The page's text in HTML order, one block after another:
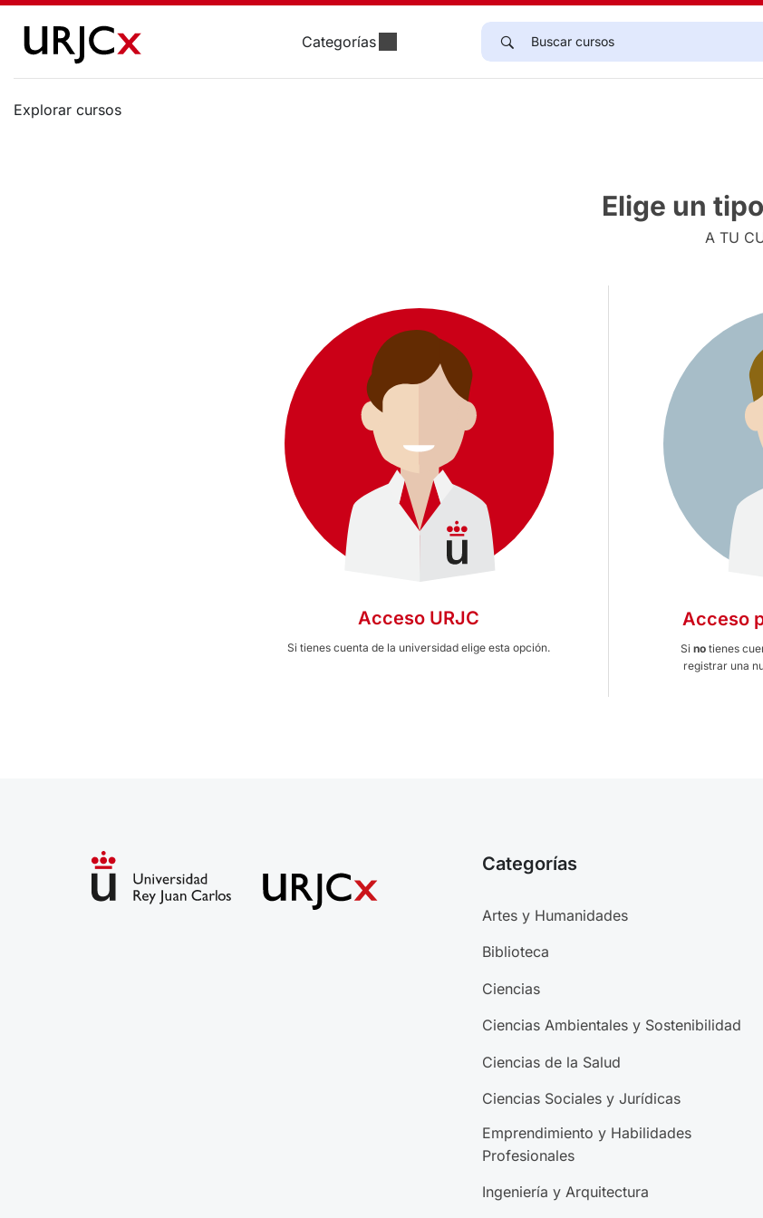
Categorías
Explorar cursos
Elige un
A TU
Acceso URJC
Si tienes cuenta de la universidad elige esta opción.
Acceso
Si notienes
registrar una
Categorías
Artes y Humanidades
Biblioteca
Ciencias
Ciencias Ambientales y Sostenibilidad
Ciencias de la Salud
Ciencias Sociales y Jurídicas
Emprendimiento y Habilidades
Profesionales
Ingeniería y Arquitectura